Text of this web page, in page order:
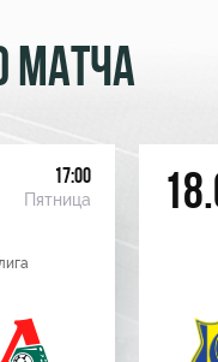
МАТЧА
17:00
Пятница